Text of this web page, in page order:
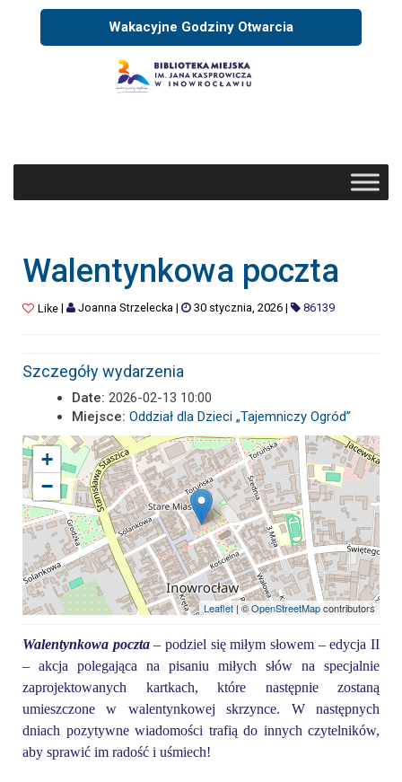
Wakacyjne Godziny Otwarcia
Walentynkowa poczta
Like| Joanna Strzelecka | 30 stycznia, 2026| 86139
Szczegóły wydarzenia
Date: 2026-02-13 10:00
Miejsce: Oddział dla Dzieci „Tajemniczy Ogród”
+
−
Leaflet| ©OpenStreetMapcontributors
Walentynkowa poczta– podziel się miłym słowem – edycja II
– akcja polegająca na pisaniu miłych słów na specjalnie
zaprojektowanych kartkach, które następnie zostaną
umieszczone w walentynkowej skrzynce. W następnych
dniach pozytywne wiadomości trafią do innych czytelników,
aby sprawić im radość i uśmiech!